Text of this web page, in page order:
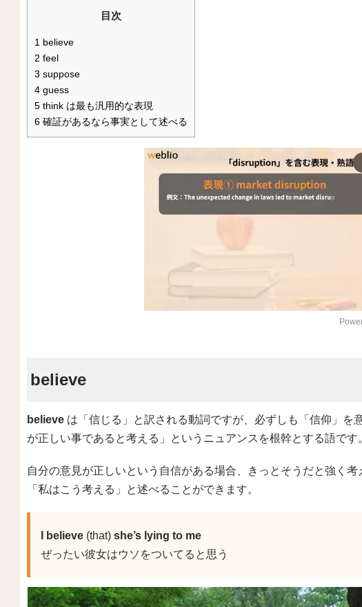
目次
1
believe
2 feel
3 suppose
4 guess
5 think は最も汎用的な表現
6 確証があるなら事実として述べる
believe
believe は「信じる」と訳される動詞ですが、必ずしも「信仰」を
が正しい事であると考える」というニュアンスを根幹とする語です
自分の意見が正しいという自信がある場合、きっとそうだと強く
「私はこう考える」と述べることができます。
I believe (that) she’s lying to me
ぜったい彼女はウソをついてると思う